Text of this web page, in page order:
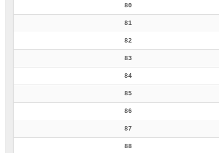
80
81
82
83
84
85
86
87
88